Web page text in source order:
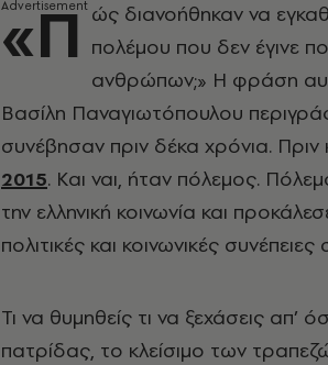
«Π ώς διανοήθηκαν να
πολέμου που δεν έγινε
ανθρώπων;» Η φράση
Βασίλη Παναγιωτόπουλου
συνέβησαν πριν δέκα χρόνια. Πριν
2015. Και ναι, ήταν πόλεμος.
την ελληνική κοινωνία και
πολιτικές και κοινωνικές συνέπειες
Τι να θυμηθείς τι να ξεχάσεις
πατρίδας, το κλείσιμο των